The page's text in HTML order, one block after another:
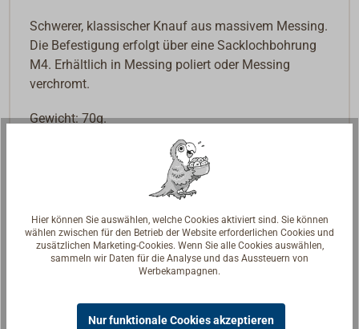
Schwerer, klassischer Knauf aus massivem Messing.
Die Befestigung erfolgt über eine Sacklochbohrung
M4. Erhältlich in Messing poliert oder Messing
verchromt.
Gewicht: 70g.
Hier können Sie auswählen, welche Cookies aktiviert sind. Sie können
wählen zwischen für den Betrieb der Website erforderlichen Cookies und
zusätzlichen Marketing-Cookies. Wenn Sie alle Cookies auswählen,
sammeln wir Daten für die Analyse und das Aussteuern von
Werbekampagnen.
Nur funktionale Cookies akzeptieren